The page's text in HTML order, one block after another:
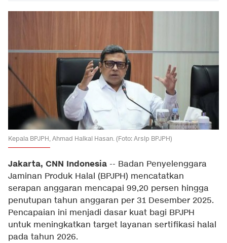
Kepala BPJPH, Ahmad Haikal Hasan. (Foto: Arsip BPJPH)
Jakarta, CNN Indonesia -- Badan Penyelenggara
Jaminan Produk Halal (BPJPH) mencatatkan
serapan anggaran mencapai 99,20 persen hingga
penutupan tahun anggaran per 31 Desember 2025.
Pencapaian ini menjadi dasar kuat bagi BPJPH
untuk meningkatkan target layanan sertifikasi halal
pada tahun 2026.